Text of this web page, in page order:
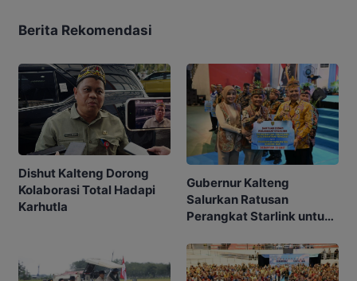
Berita Rekomendasi
Dishut Kalteng Dorong
Kolaborasi Total Hadapi
Karhutla
Gubernur Kalteng
Salurkan Ratusan
Perangkat Starlink untuk